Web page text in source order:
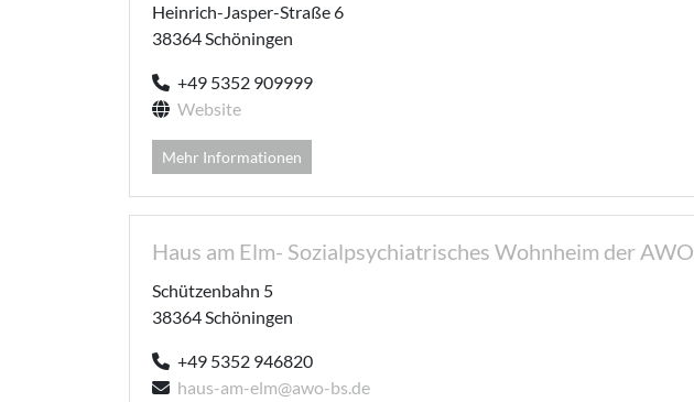
Heinrich-Jasper-Straße 6
38364 Schöningen
+49 5352 909999
Website
Mehr Informationen
Haus am Elm- Sozialpsychiatrisches Wohnheim der AWO
Schützenbahn 5
38364 Schöningen
+49 5352 946820
haus-am-elm@awo-bs.de